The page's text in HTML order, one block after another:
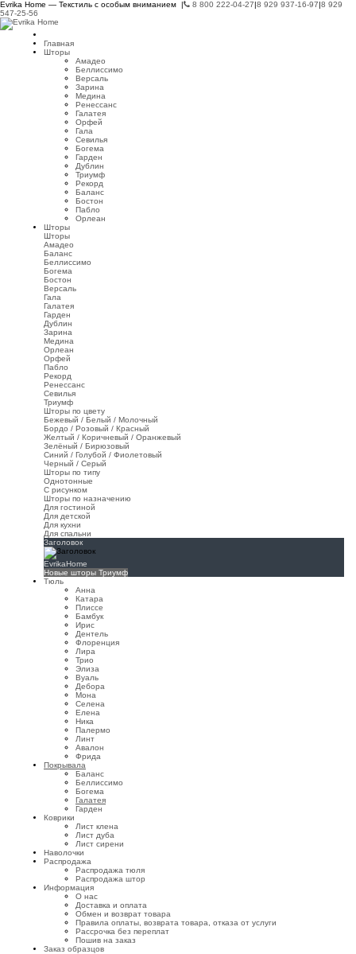
Evrika Home — Текстиль с особым вниманием | 8 800 222-04-27|8 929 937-16-97|8 929
547-25-56
Главная
Шторы
Амадео
Беллиссимо
Версаль
Зарина
Медина
Ренессанс
Галатея
Орфей
Гала
Севилья
Богема
Гарден
Дублин
Триумф
Рекорд
Баланс
Бостон
Пабло
Орлеан
Шторы
Шторы
Амадео
Баланс
Беллиссимо
Богема
Бостон
Версаль
Гала
Галатея
Гарден
Дублин
Зарина
Медина
Орлеан
Орфей
Пабло
Рекорд
Ренессанс
Севилья
Триумф
Шторы по цвету
Бежевый / Белый / Молочный
Бордо / Розовый / Красный
Желтый / Коричневый / Оранжевый
Зелёный / Бирюзовый
Синий / Голубой / Фиолетовый
Черный / Серый
Шторы по типу
Однотонные
С рисунком
Шторы по назначению
Для гостиной
Для детской
Для кухни
Для спальни
Заголовок
EvrikaHome
Новые шторы Триумф
Тюль
Анна
Катара
Плиссе
Бамбук
Ирис
Дентель
Флоренция
Лира
Трио
Элиза
Вуаль
Дебора
Мона
Селена
Елена
Ника
Палермо
Линт
Авалон
Фрида
Покрывала
Баланс
Беллиссимо
Богема
Галатея
Гарден
Коврики
Лист клена
Лист дуба
Лист сирени
Наволочки
Распродажа
Распродажа тюля
Распродажа штор
Информация
О нас
Доставка и оплата
Обмен и возврат товара
Правила оплаты, возврата товара, отказа от услуги
Рассрочка без переплат
Пошив на заказ
Заказ образцов